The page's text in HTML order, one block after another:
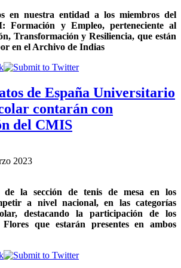
en nuestra entidad a los miembros del
Formación y Empleo, perteneciente al
Transformación y Resiliencia, que están
en el Archivo de Indias
de España Universitario
contarán con
del CMIS
2023
de la sección de tenis de mesa en los
a nivel nacional, en las categorías
destacando la participación de los
Flores que estarán presentes en ambos